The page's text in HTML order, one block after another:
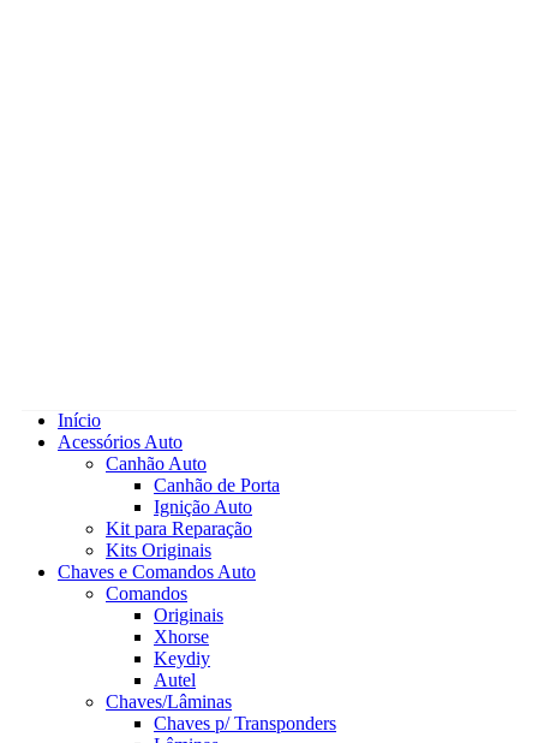
Início
Acessórios Auto
Canhão Auto
Canhão de Porta
Ignição Auto
Kit para Reparação
Kits Originais
Chaves e Comandos Auto
Comandos
Originais
Xhorse
Keydiy
Autel
Chaves/Lâminas
Chaves p/ Transponders